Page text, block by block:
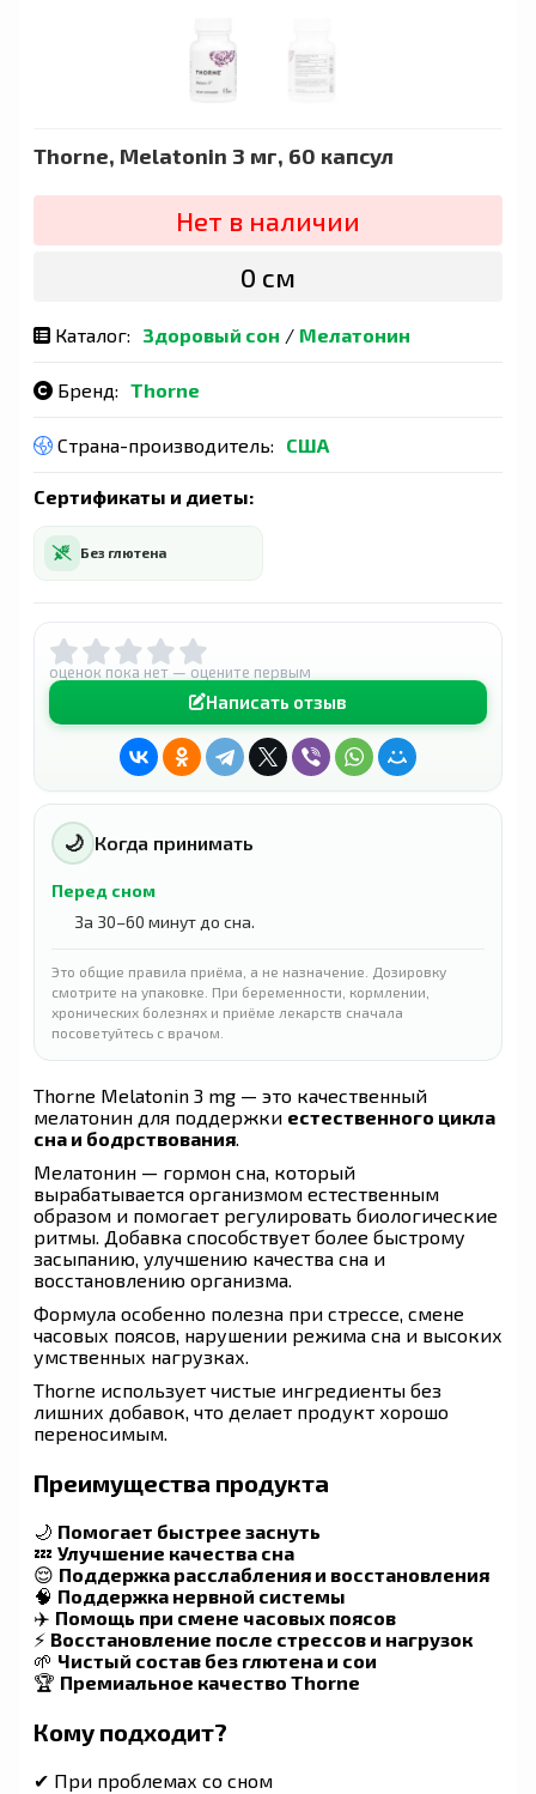
Thorne, Melatonin 3 мг, 60 капсул
Нет в наличии
0 сӯм
Каталог: Здоровый сон / Мелатонин
Бренд: Thorne
Страна-производитель: США
Сертификаты и диеты:
Без глютена
оценок пока нет — оцените первым
Написать отзыв
🌙 Когда принимать
Перед сном
За 30–60 минут до сна.
Это общие правила приёма, а не назначение. Дозировку
смотрите на упаковке. При беременности, кормлении,
хронических болезнях и приёме лекарств сначала
посоветуйтесь с врачом.
Thorne Melatonin 3 mg — это качественный
мелатонин для поддержки естественного цикла
сна и бодрствования
Мелатонин — гормон сна, который
вырабатывается организмом естественным
образом и помогает регулировать биологические
ритмы. Добавка способствует более быстрому
засыпанию, улучшению качества сна и
восстановлению организма.
Формула особенно полезна при стрессе, смене
часовых поясов, нарушении режима сна и высоких
умственных нагрузках.
Thorne использует чистые ингредиенты без
лишних добавок, что делает продукт хорошо
переносимым.
Преимущества продукта
🌙 Помогает быстрее заснуть
💤 Улучшение качества сна
😌 Поддержка расслабления и восстановления
🧠 Поддержка нервной системы
✈️ Помощь при смене часовых поясов
⚡ Восстановление после стрессов и нагрузок
🌱 Чистый состав без глютена и сои
🏆 Премиальное качество Thorne
Кому подходит?
✔ При проблемах со сном